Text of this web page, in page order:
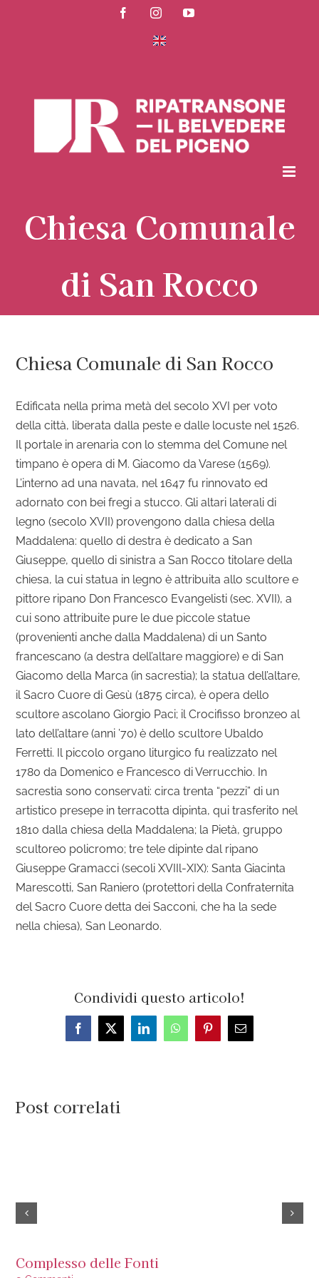
FacebookInstagramYouTube
Chiesa Comunale
di San Rocco
Chiesa Comunale di San Rocco
Edificata nella prima metà del secolo XVI per voto
della città, liberata dalla peste e dalle locuste nel 1526.
Il portale in arenaria con lo stemma del Comune nel
timpano è opera di M. Giacomo da Varese (1569).
L’interno ad una navata, nel 1647 fu rinnovato ed
adornato con bei fregi a stucco. Gli altari laterali di
legno (secolo XVII) provengono dalla chiesa della
Maddalena: quello di destra è dedicato a San
Giuseppe, quello di sinistra a San Rocco titolare della
chiesa, la cui statua in legno è attribuita allo scultore e
pittore ripano Don Francesco Evangelisti (sec. XVII), a
cui sono attribuite pure le due piccole statue
(provenienti anche dalla Maddalena) di un Santo
francescano (a destra dell’altare maggiore) e di San
Giacomo della Marca (in sacrestia); la statua dell’altare,
il Sacro Cuore di Gesù (1875 circa), è opera dello
scultore ascolano Giorgio Paci; il Crocifisso bronzeo al
lato dell’altare (anni ’70) è dello scultore Ubaldo
Ferretti. Il piccolo organo liturgico fu realizzato nel
1780 da Domenico e Francesco di Verrucchio. In
sacrestia sono conservati: circa trenta “pezzi” di un
artistico presepe in terracotta dipinta, qui trasferito nel
1810 dalla chiesa della Maddalena; la Pietà, gruppo
scultoreo policromo; tre tele dipinte dal ripano
Giuseppe Gramacci (secoli XVIIl-XIX): Santa Giacinta
Marescotti, San Raniero (protettori della Confraternita
del Sacro Cuore detta dei Sacconi, che ha la sede
nella chiesa), San Leonardo.
Condividi questo articolo!
Facebook
X LinkedInWhatsAppPinterestEmail
Post correlati
Complesso delle Fonti